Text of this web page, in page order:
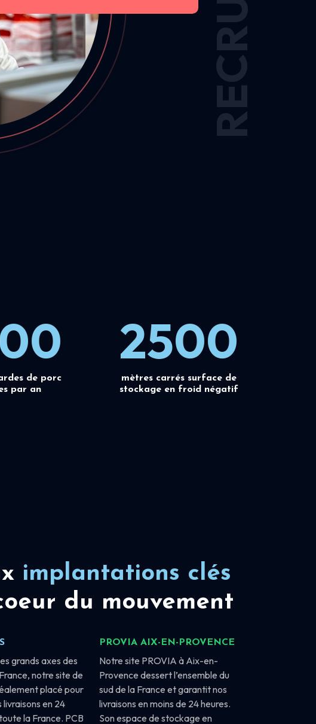
de porc
par an
2500
mètres carrés surface de
stockage en froid négatif
implantations clés
du mouvement
grands axes des
notre site de
placé pour
livraisons en 24
la France. PCB
PROVIA AIX-EN-PROVENCE
Notre site PROVIA à Aix-en-
Provence dessert l’ensemble du
sud de la France et garantit nos
livraisons en moins de 24 heures.
Son espace de stockage en